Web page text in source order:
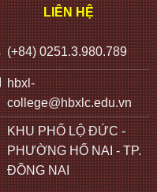
LIÊN HỆ
(+84) 0251.3.980.789
hbxl-
college@hbxlc.edu.vn
KHU PHỐ LỘ ĐỨC -
PHƯỜNG HỐ NAI - TP.
ĐỒNG NAI